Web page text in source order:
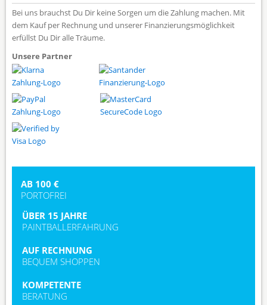
Bei uns brauchst Du Dir keine Sorgen um die Zahlung machen. Mit
dem Kauf per Rechnung und unserer Finanzierungsmöglichkeit
erfüllst Du Dir alle Träume.
Unsere Partner
AB 100 €
PORTOFREI
ÜBER 15 JAHRE
PAINTBALLERFAHRUNG
AUF RECHNUNG
BEQUEM SHOPPEN
KOMPETENTE
BERATUNG